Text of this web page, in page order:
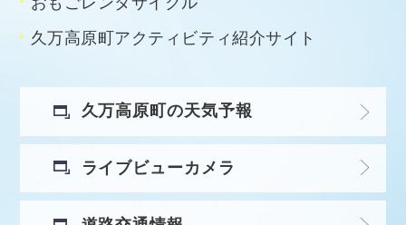
久万高原町アクティビティ紹介サイト
久万高原町の天気予報
ライブビューカメラ